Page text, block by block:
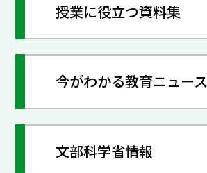
授業に役立つ資料集
今がわかる教育ニュース
文部科学省情報